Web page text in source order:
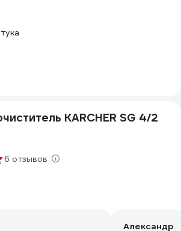
KARCHER SG 4/2
6 отзывов
Александр